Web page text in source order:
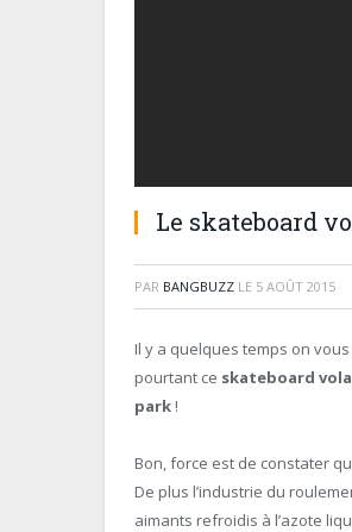
Le skateboard
PAR BANGBUZZ LE 5 AOÛT 2015
Il y a quelques temps on vous
pourtant ce skateboard
park !
Bon, force est de constater
De plus l’industrie du
aimants refroidis à l’azote